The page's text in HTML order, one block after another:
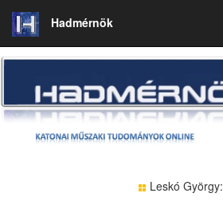
Hadmérnök
Leskó György: